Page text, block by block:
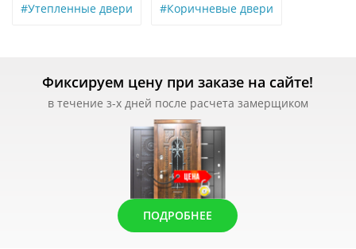
#Утепленные двери #Коричневые двери
Фиксируем цену при заказе на сайте!
в течение з-х дней после расчета замерщиком
ПОДРОБНЕЕ